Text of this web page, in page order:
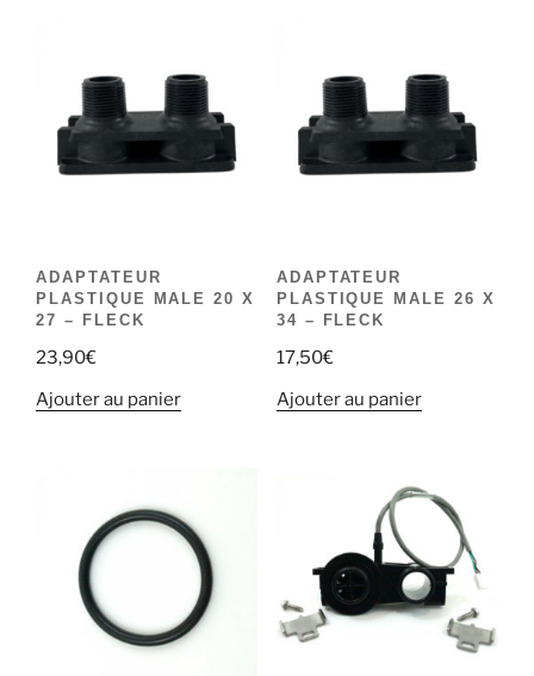
ADAPTATEUR
PLASTIQUE MALE 20 X
27 – FLECK
23,90€
Ajouter au panier
ADAPTATEUR
PLASTIQUE MALE 26 X
34 – FLECK
17,50€
Ajouter au panier